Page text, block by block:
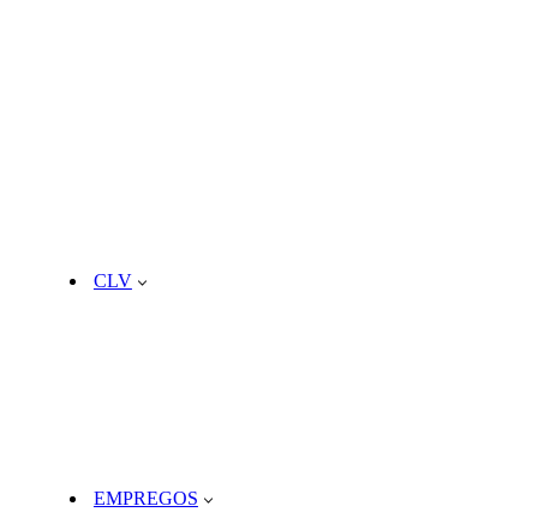
CLV
EMPREGOS